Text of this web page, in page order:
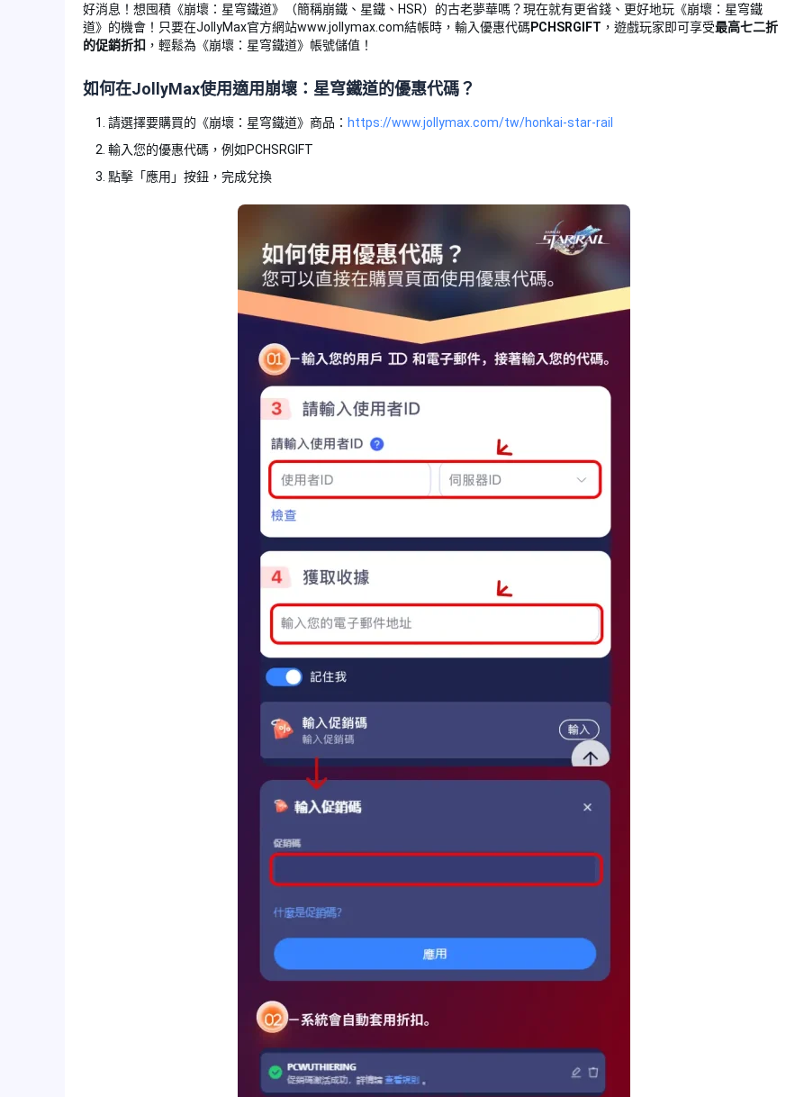
好消息！想囤積《崩壞：星穹鐵道》（簡稱崩鐵、星鐵、HSR）的古老夢華嗎？現在就有更省錢、更好地玩《崩壞：星穹鐵
道》的機會！只要在JollyMax官方網站www.jollymax.com結帳時，輸入優惠代碼PCHSRGIFT ，遊戲玩家即可享受最高七二折
的促銷折扣 ，輕鬆為《崩壞：星穹鐵道》帳號儲值！
如何在JollyMax使用適用崩壞：星穹鐵道的優惠代碼？
請選擇要購買的《崩壞：星穹鐵道》商品： https://www.jollymax.com/tw/honkai-star-rail
輸入您的優惠代碼，例如PCHSRGIFT
點擊「應用」按鈕，完成兌換